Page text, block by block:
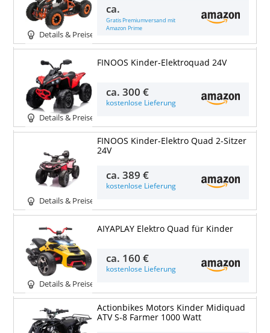
Details & Preise
ca.
Gratis Premiumversand mit
Amazon Prime
Details & Preise
FINOOS Kinder-Elektroquad 24V
ca.300 €
kostenlose Lieferung
Details & Preise
FINOOS Kinder-Elektro Quad 2-Sitzer
24V
ca.389 €
kostenlose Lieferung
Details & Preise
AIYAPLAY Elektro Quad für Kinder
ca. 160 €
kostenlose Lieferung
Actionbikes Motors Kinder Midiquad
ATV S-8 Farmer 1000 Watt